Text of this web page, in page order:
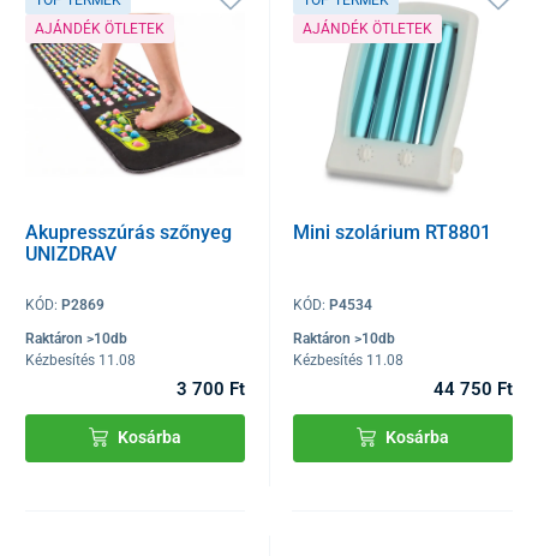
AJÁNDÉK ÖTLETEK
Akupresszúrás szőnyeg
UNIZDRAV
KÓD: P2869
Raktáron >10db
Kézbesítés 11.08
3 700 Ft
Kosárba
AJÁNDÉK ÖTLETEK
Mini szolárium RT8801
KÓD: P4534
Raktáron >10db
Kézbesítés 11.08
44 750 Ft
Kosárba